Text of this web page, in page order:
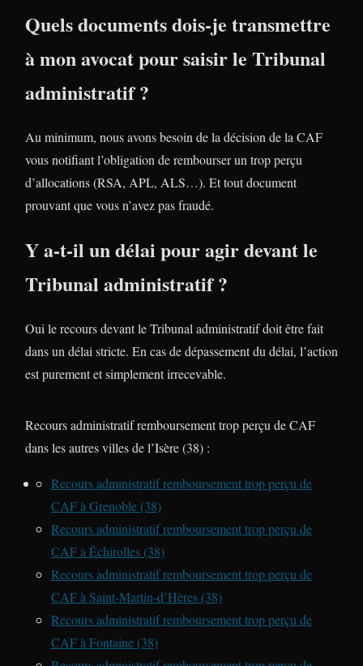
Quels documents dois-je transmettre
à mon avocat pour saisir le Tribunal
administratif ?
Au minimum, nous avons besoin de la décision de la CAF
vous notifiant l’obligation de rembourser un trop perçu
d’allocations (RSA, APL, ALS…). Et tout document
prouvant que vous n’avez pas fraudé.
Y a-t-il un délai pour agir devant le
Tribunal administratif ?
Oui le recours devant le Tribunal administratif doit être fait
dans un délai stricte. En cas de dépassement du délai, l’action
est purement et simplement irrecevable.
Recours administratif remboursement trop perçu de CAF
dans les autres villes de l’Isère (38) :
Recours administratif remboursement trop perçu de
CAF à Grenoble (38)
Recours administratif remboursement trop perçu de
CAF à Échirolles (38)
Recours administratif remboursement trop perçu de
CAF à Saint-Martin-d’Hères (38)
Recours administratif remboursement trop perçu de
CAF à Fontaine (38)